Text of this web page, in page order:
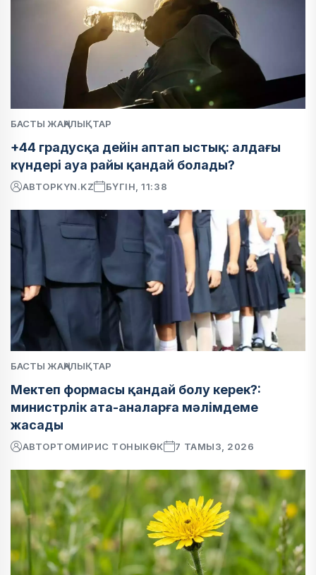
БАСТЫ ЖАҢАЛЫҚТАР
+44 градусқа дейін аптап ыстық: алдағы
күндері ауа райы қандай болады?
АВТОРKYN.KZ БҮГІН, 11:38
БАСТЫ ЖАҢАЛЫҚТАР
Мектеп формасы қандай болу керек?:
министрлік ата-аналарға мәлімдеме
жасады
АВТОРТОМИРИС ТОНЫКӨК 7 ТАМЫЗ, 2026